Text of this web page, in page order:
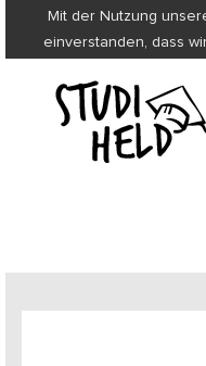
Mit der Nutzung
einverstanden, dass